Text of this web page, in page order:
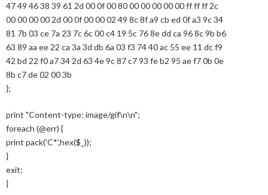
47 49 46 38 39 61 2d 00 0f 00 80 00 00 00 00 00 ff ff ff 2c
00 00 00 00 2d 00 0f 00 00 02 49 8c 8f a9 cb ed 0f a3 9c 34
81 7b 03 ce 7a 23 7c 6c 00 c4 19 5c 76 8e dd ca 96 8c 9b b6
63 89 aa ee 22 ca 3a 3d db 6a 03 f3 74 40 ac 55 ee 11 dc f9
42 bd 22 f0 a7 34 2d 63 4e 9c 87 c7 93 fe b2 95 ae f7 0b 0e
8b c7 de 02 00 3b
};
print "Content-type: image/gif\n\n";
foreach (@err) {
print pack('C*',hex($_));
}
exit;
}